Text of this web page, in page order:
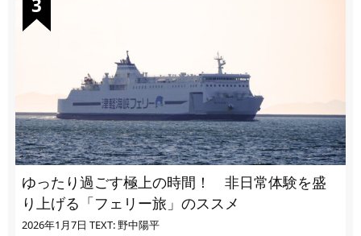
ゆったり過ごす極上の時間！ 非日常体験を盛
り上げる「フェリー旅」のススメ
2026年1月7日 TEXT: 野中陽平